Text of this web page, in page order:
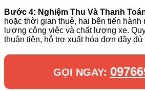
Bước 4: Nghiệm Thu Và Thanh
hoặc thời gian thuê, hai bên tiến hành
lượng công việc và chất lượng xe.
thuận tiện, hỗ trợ xuất hóa đơn đầy đủ
GỌI NGAY: